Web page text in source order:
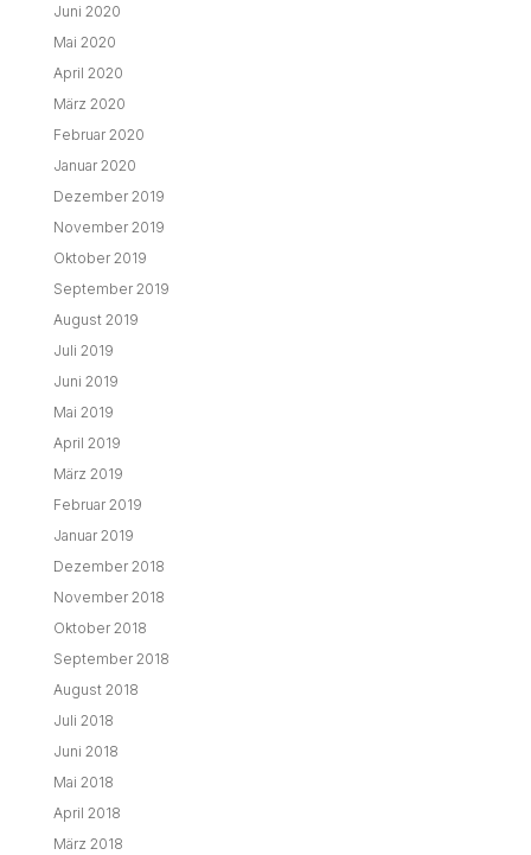
Juni 2020
Mai 2020
April 2020
März 2020
Februar 2020
Januar 2020
Dezember 2019
November 2019
Oktober 2019
September 2019
August 2019
Juli 2019
Juni 2019
Mai 2019
April 2019
März 2019
Februar 2019
Januar 2019
Dezember 2018
November 2018
Oktober 2018
September 2018
August 2018
Juli 2018
Juni 2018
Mai 2018
April 2018
März 2018